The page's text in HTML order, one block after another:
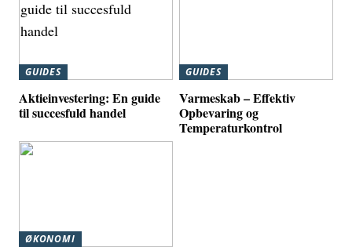
GUIDES
Aktieinvestering: En guide
til succesfuld handel
GUIDES
Varmeskab – Effektiv
Opbevaring og
Temperaturkontrol
ØKONOMI